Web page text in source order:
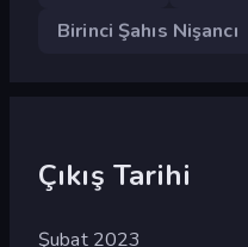
Birinci Şahıs Nişancı
Çıkış Tarihi
Şubat 2023